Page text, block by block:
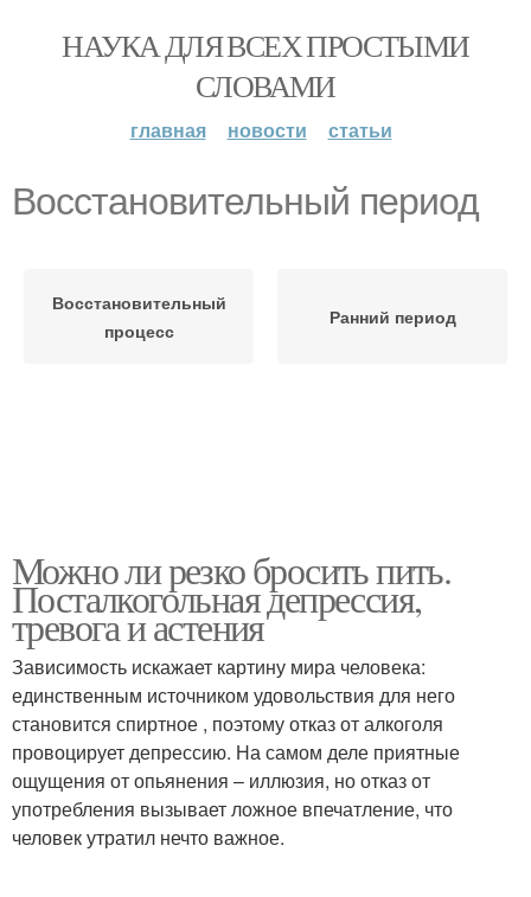
НАУКА ДЛЯ ВСЕХ ПРОСТЫМИ
СЛОВАМИ
главная новости статьи
Восстановительный период
Восстановительный
процесс
Ранний период
Можно ли резко бросить пить.
Посталкогольная депрессия,
тревога и астения
Зависимость искажает картину мира человека:
единственным источником удовольствия для него
становится спиртное , поэтому отказ от алкоголя
провоцирует депрессию. На самом деле приятные
ощущения от опьянения – иллюзия, но отказ от
употребления вызывает ложное впечатление, что
человек утратил нечто важное.